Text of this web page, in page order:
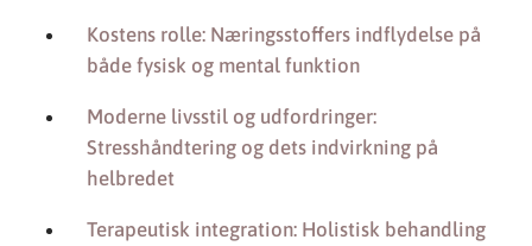
Kostens rolle: Næringsstoffers indflydelse på
både fysisk og mental funktion
Moderne livsstil og udfordringer:
Stresshåndtering og dets indvirkning på
helbredet
Terapeutisk integration: Holistisk behandling